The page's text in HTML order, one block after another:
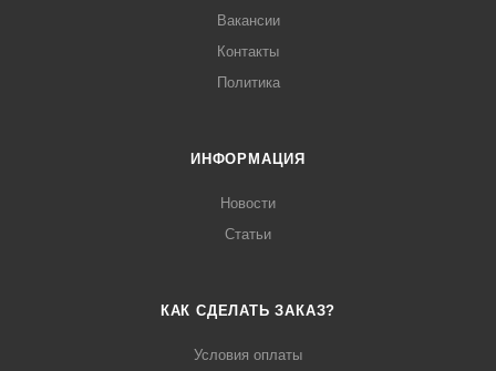
Вакансии
Контакты
Политика
ИНФОРМАЦИЯ
Новости
Статьи
КАК СДЕЛАТЬ ЗАКАЗ?
Условия оплаты